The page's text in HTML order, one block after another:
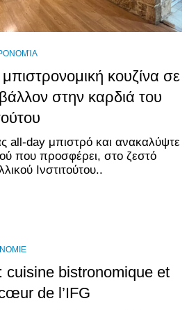
κουζίνα σε
στην καρδιά του
all-day μπιστρό και ανακαλύψτε
που προσφέρει, στο ζεστό
Ινστιτούτου..
cuisine bistronomique et
de l’IFG